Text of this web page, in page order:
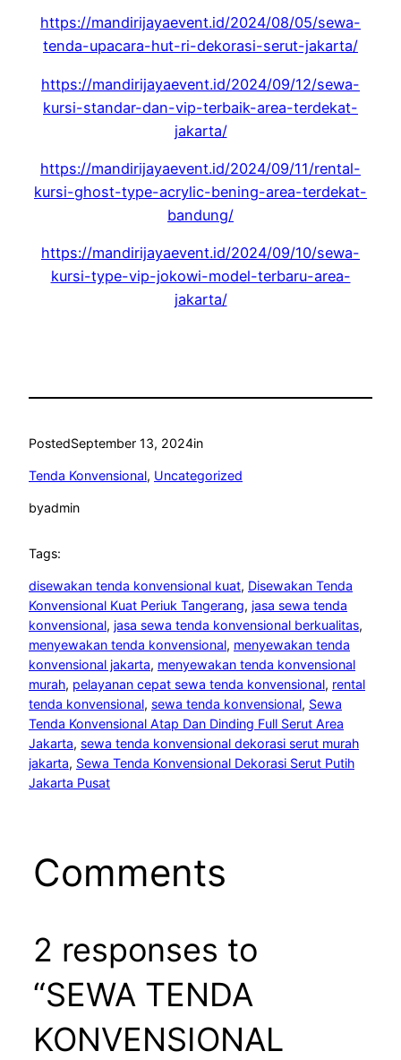
https://mandirijayaevent.id/2024/08/05/sewa-
tenda-upacara-hut-ri-dekorasi-serut-jakarta/
https://mandirijayaevent.id/2024/09/12/sewa-
kursi-standar-dan-vip-terbaik-area-terdekat-
jakarta/
https://mandirijayaevent.id/2024/09/11/rental-
kursi-ghost-type-acrylic-bening-area-terdekat-
bandung/
https://mandirijayaevent.id/2024/09/10/sewa-
kursi-type-vip-jokowi-model-terbaru-area-
jakarta/
PostedSeptember 13, 2024in
Tenda Konvensional, Uncategorized
byadmin
Tags:
disewakan tenda konvensional kuat, Disewakan Tenda
Konvensional Kuat Periuk Tangerang, jasa sewa tenda
konvensional, jasa sewa tenda konvensional berkualitas
menyewakan tenda konvensional, menyewakan tenda
konvensional jakarta, menyewakan tenda konvensional
murah, pelayanan cepat sewa tenda konvensional, rental
tenda konvensional, sewa tenda konvensional, Sewa
Tenda Konvensional Atap Dan Dinding Full Serut Area
Jakarta, sewa tenda konvensional dekorasi serut murah
jakarta, Sewa Tenda Konvensional Dekorasi Serut Putih
Jakarta Pusat
Comments
2 responses to
“SEWA TENDA
KONVENSIONAL